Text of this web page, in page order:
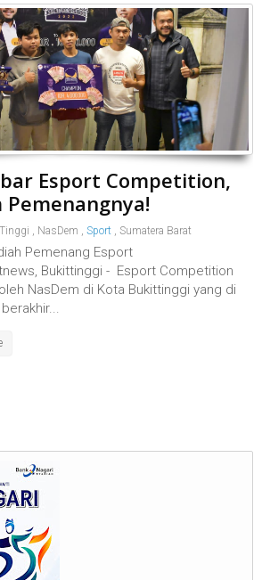
Esport Competition,
, NasDem , Sport , Sumatera Barat
Pemenang Esport
Bukittinggi - Esport Competition
NasDem di Kota Bukittinggi yang di